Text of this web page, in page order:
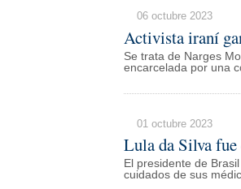
06 octubre 2023
Activista iraní
Se trata de Narges
encarcelada por una
01 octubre 2023
Lula da Silva fue
El presidente de
cuidados de sus